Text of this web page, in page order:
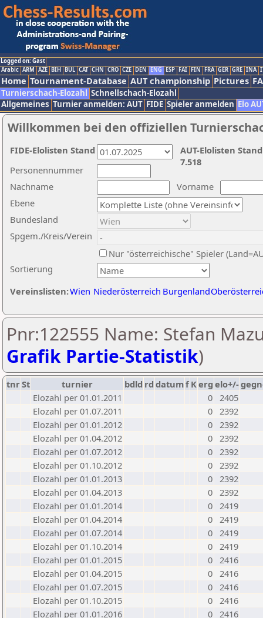
Logged on: Gast
Arabic ARM AZE BIH BUL CAT CHN CRO CZE DEN ENG ESP FAI FIN FRA GER GRE INA
Home Tournament-Database AUT championship Pictures
Turnierschach-Elozahl Schnellschach-Elozahl
Allgemeines Turnier anmelden: AUT FIDE Spieler anmelden Elo
Willkommen bei den offiziellen
Nachname
Vorname
Ebene
Sortierung
Personennummer
Bundesland
Spgem./Kreis/Verein
Nur "österreichische" Spieler
Vereinslisten:Wien Niederösterreich Burgenland
AUT-Elolisten
7.518
FIDE-Elolisten Stand
Pnr:122555 Name: Stefan
Grafik Partie-Statistik)
tnrSt turnier bdld rd datumf Kerg elo+/-
Elozahl per 01.01.2011
0 2405
Elozahl per 01.07.2011
0 2392
Elozahl per 01.01.2012
0 2392
Elozahl per 01.04.2012
0 2392
Elozahl per 01.07.2012
0 2392
Elozahl per 01.10.2012
0 2392
Elozahl per 01.01.2013
0 2392
Elozahl per 01.04.2013
0 2392
Elozahl per 01.01.2014
0 2419
Elozahl per 01.04.2014
0 2419
Elozahl per 01.07.2014
0 2419
Elozahl per 01.10.2014
0 2419
Elozahl per 01.01.2015
0 2416
Elozahl per 01.04.2015
0 2416
Elozahl per 01.07.2015
0 2416
Elozahl per 01.10.2015
0 2416
Elozahl per 01.01.2016
0 2416